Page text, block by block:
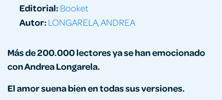
Más de 200.000 lectores ya se han emocionado
con Andrea Longarela.
El amor suena bien en todas sus versiones.
Editorial: Booket
Autor: LONGARELA, ANDREA